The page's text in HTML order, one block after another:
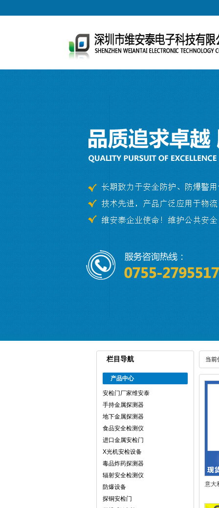
栏目导航
产品中心
安检门厂家维安泰
手持金属探测器
地下金属探测器
食品安全检测仪
进口金属安检门
X光机安检设备
毒品炸药探测器
辐射安全检测仪
防爆设备
探铜安检门
当前
意大